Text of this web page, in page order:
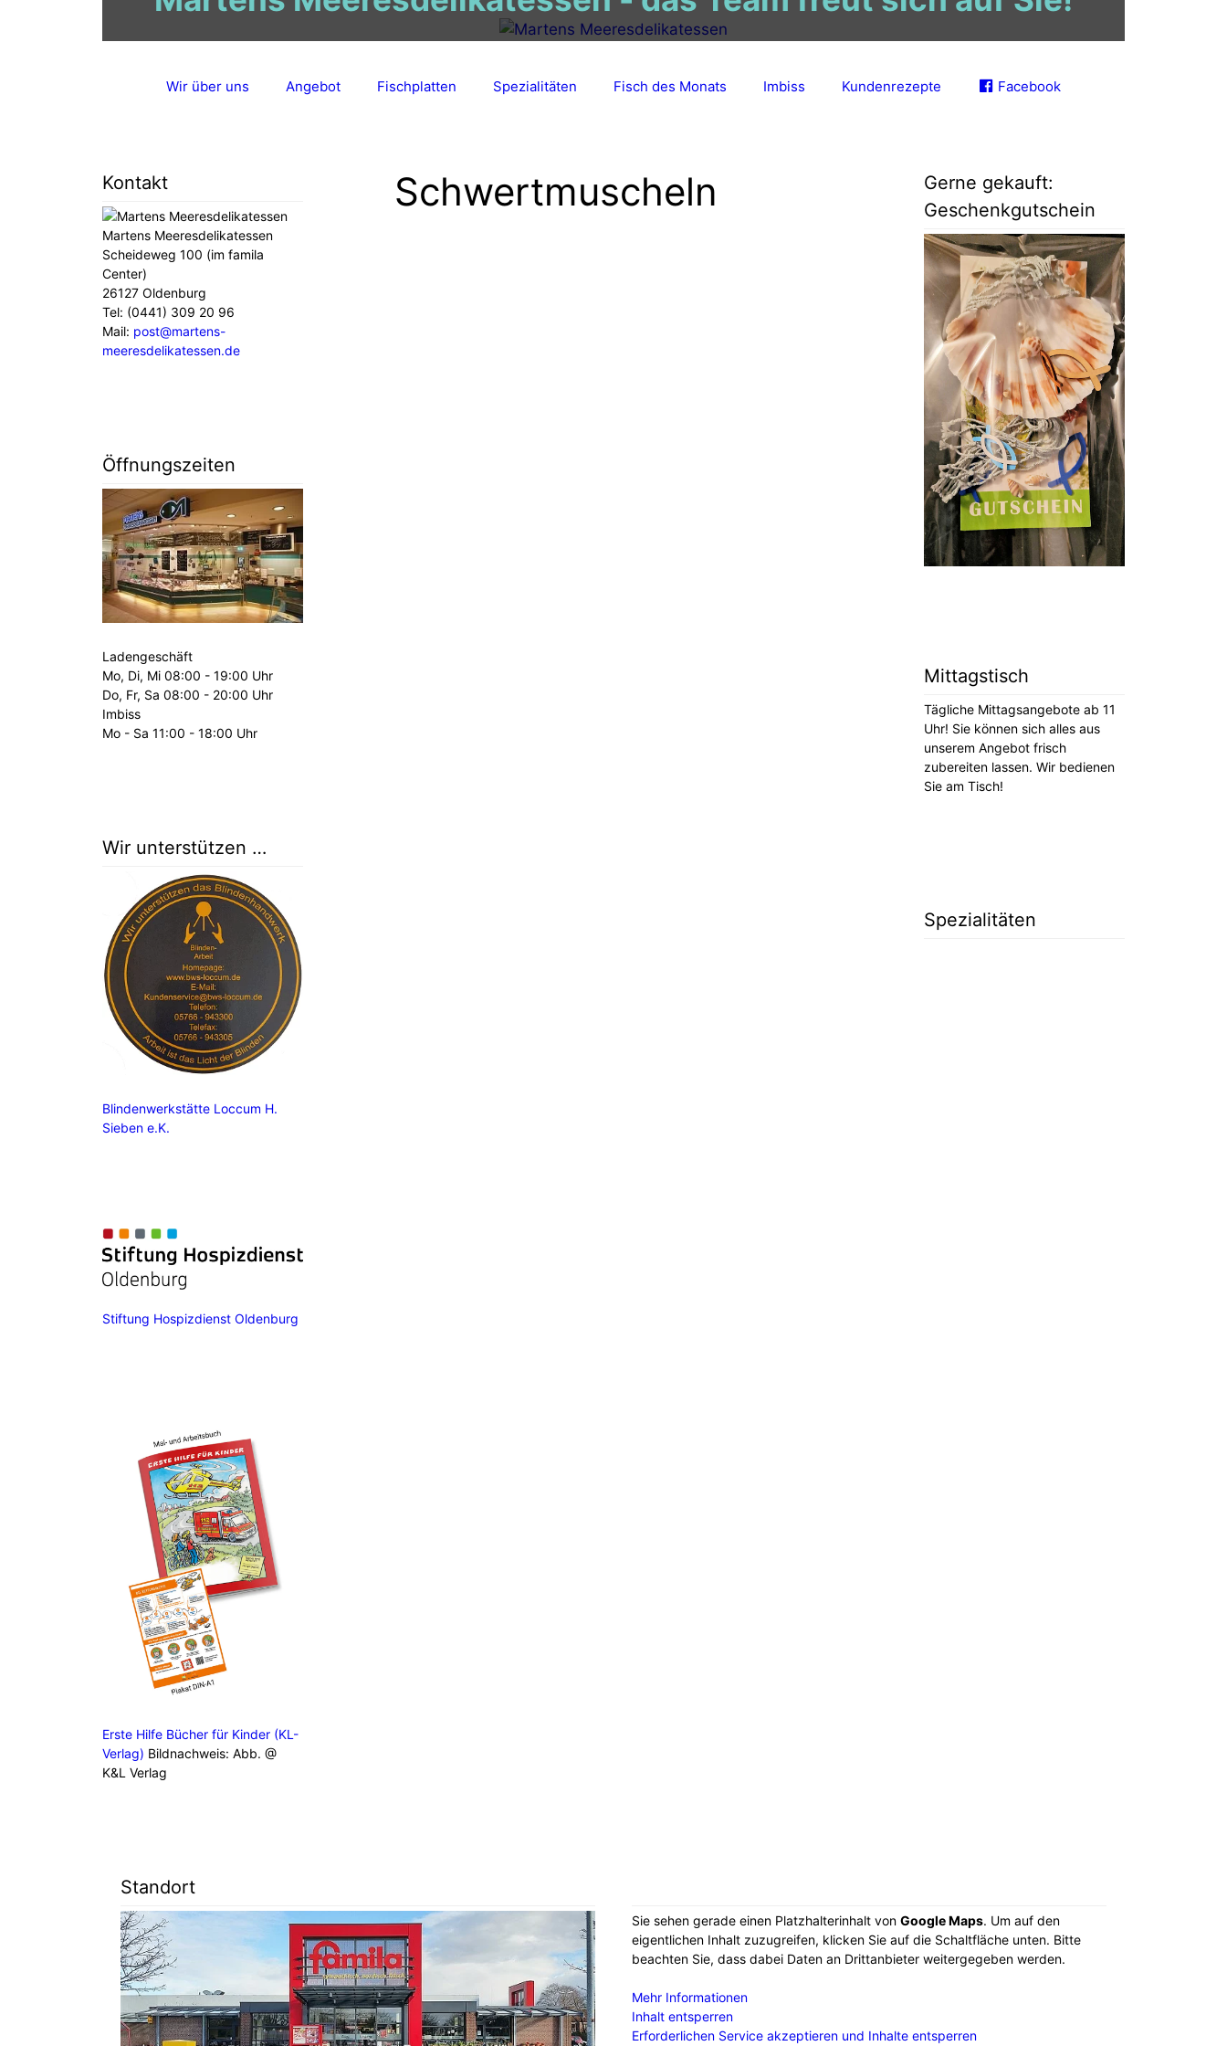
Wir über uns Angebot Fischplatten Spezialitäten Fisch des Monats Imbiss Kundenrezepte Facebook
Schwertmuscheln
Kontakt
Martens Meeresdelikatessen
Scheideweg 100 (im famila
Center)
26127 Oldenburg
Tel: (0441) 309 20 96
Mail: post@martens-
meeresdelikatessen.de
Öffnungszeiten
Ladengeschäft
Mo, Di, Mi 08:00 - 19:00 Uhr
Do, Fr, Sa 08:00 - 20:00 Uhr
Imbiss
Mo - Sa 11:00 - 18:00 Uhr
Wir unterstützen …
Blindenwerkstätte Loccum H.
Sieben e.K.
Stiftung Hospizdienst Oldenburg
Erste Hilfe Bücher für Kinder (KL-
Verlag) Bildnachweis: Abb. @
K&L Verlag
Gerne gekauft:
Geschenkgutschein
Mittagstisch
Tägliche Mittagsangebote ab 11
Uhr! Sie können sich alles aus
unserem Angebot frisch
zubereiten lassen. Wir bedienen
Sie am Tisch!
Spezialitäten
Standort
Sie sehen gerade einen Platzhalterinhalt von Google Maps. Um auf den
eigentlichen Inhalt zuzugreifen, klicken Sie auf die Schaltfläche unten. Bitte
beachten Sie, dass dabei Daten an Drittanbieter weitergegeben werden.
Mehr Informationen
Inhalt entsperren
Erforderlichen Service akzeptieren und Inhalte entsperren